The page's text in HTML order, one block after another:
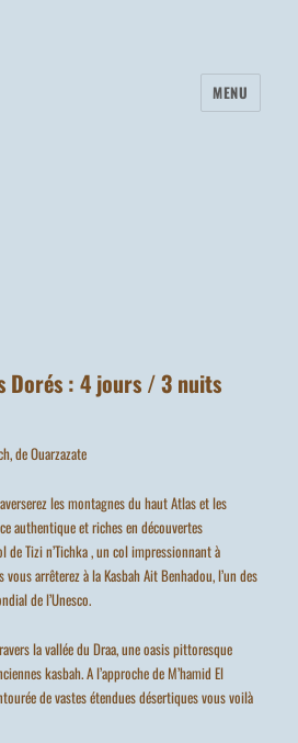
MENU
Dorés : 4 jours / 3 nuits
de Ouarzazate
les montagnes du haut Atlas et les
authentique et riches en découvertes
de Tizi n’Tichka , un col impressionnant à
arrêterez à la Kasbah Ait Benhadou, l’un des
de l’Unesco.
la vallée du Draa, une oasis pittoresque
kasbah. A l’approche de M’hamid El
de vastes étendues désertiques vous voilà